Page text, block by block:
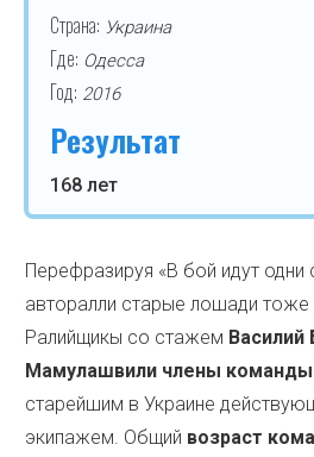
Страна: Украина
Где: Одесса
Год: 2016
Результат
168 лет
Перефразируя «В бой идут одни
авторалли старые лошади тоже
Ралийщикы со стажем Василий
Мамулашвили члены команды
старейшим в Украине
экипажем. Общий возраст